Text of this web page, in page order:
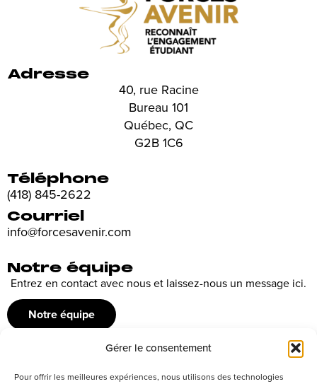
Gérer le consentement
Pour offrir les meilleures expériences, nous utilisons des technologies
Adresse
40, rue Racine
Bureau 101
Québec, QC
G2B 1C6
Téléphone
(418) 845-2622
Courriel
info@forcesavenir.com
Notre équipe
Entrez en contact avec nous et laissez-nous un message ici.
Notre équipe
Recrutement